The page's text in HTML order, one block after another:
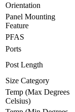
Orientation
Panel Mounting
Feature
PFAS
Ports
Post Length
Size Category
Temp (Max Degrees
Celsius)